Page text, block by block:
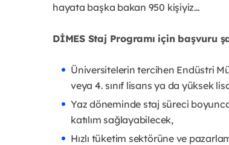
hayata başka bakan 950 kişiyiz…
DİMES Staj Programı için başvuru
Üniversitelerin tercihen Endüstri
veya 4. sınıf lisans ya da yüksek
Yaz döneminde staj süreci
katılım sağlayabilecek,
Hızlı tüketim sektörüne ve